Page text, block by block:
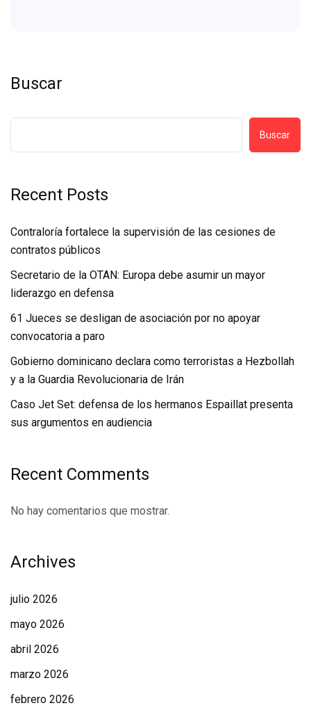
Buscar
Buscar
Recent Posts
Contraloría fortalece la supervisión de las cesiones de
contratos públicos
Secretario de la OTAN: Europa debe asumir un mayor
liderazgo en defensa
61 Jueces se desligan de asociación por no apoyar
convocatoria a paro
Gobierno dominicano declara como terroristas a Hezbollah
y a la Guardia Revolucionaria de Irán
Caso Jet Set: defensa de los hermanos Espaillat presenta
sus argumentos en audiencia
Recent Comments
No hay comentarios que mostrar.
Archives
julio 2026
mayo 2026
abril 2026
marzo 2026
febrero 2026